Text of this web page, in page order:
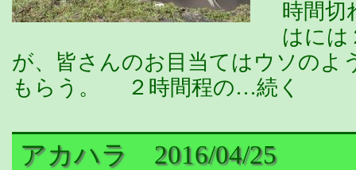
時間
はには
が、皆さんのお目当てはウソのよ
もらう。 ２時間程の…続く
アカハラ 2016/04/25